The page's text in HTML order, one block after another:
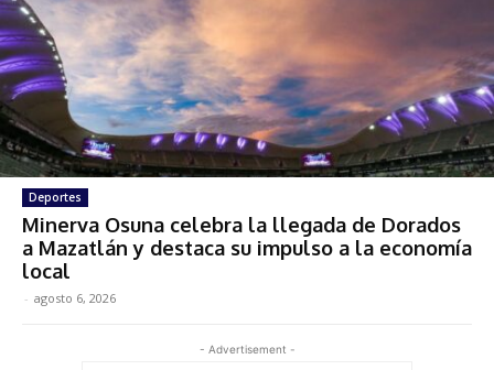
Deportes
Minerva Osuna celebra la llegada de Dorados
a Mazatlán y destaca su impulso a la economía
local
- agosto 6, 2026
- Advertisement -